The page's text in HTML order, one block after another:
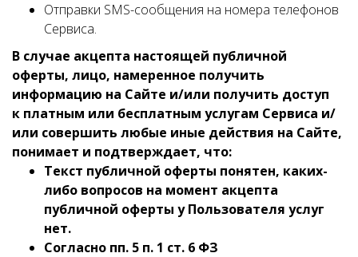
Отправки SMS-сообщения на номера телефонов
Сервиса.
В случае акцепта настоящей публичной
оферты, лицо, намеренное получить
информацию на Сайте и/или получить доступ
к платным или бесплатным услугам Сервиса и/
или совершить любые иные действия на Сайте,
понимает и подтверждает, что:
Текст публичной оферты понятен, каких-
либо вопросов на момент акцепта
публичной оферты у Пользователя услуг
нет.
Согласно пп. 5 п. 1 ст. 6 ФЗ